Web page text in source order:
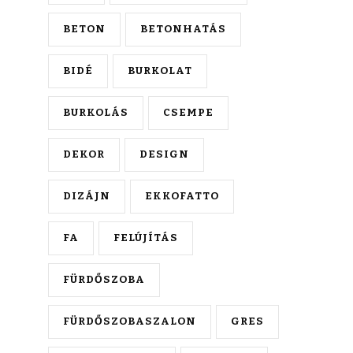
BETON BETONHATÁS
BIDÉ BURKOLAT
BURKOLÁS CSEMPE
DEKOR DESIGN
DIZÁJN EKKOFATTO
FA FELÚJÍTÁS
FÜRDŐSZOBA
FÜRDŐSZOBASZALON GRES